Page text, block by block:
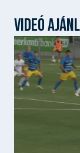
VIDEÓ